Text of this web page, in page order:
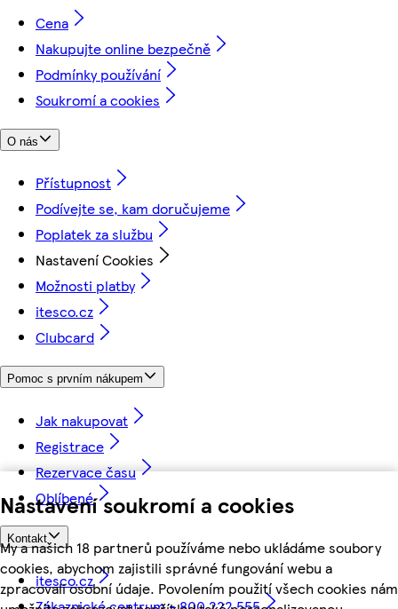
Nastavení soukromí a cookies
My a našich 18 partnerů používáme nebo ukládáme soubory
cookies, abychom zajistili správné fungování webu a
zpracovali osobní údaje. Povolením použití všech cookies nám
Cena
Nakupujte online bezpečně
Podmínky používání
Soukromí a cookies
O nás
Přístupnost
Podívejte se, kam doručujeme
Poplatek za službu
Nastavení Cookies
Možnosti platby
itesco.cz
Clubcard
Pomoc s prvním nákupem
Jak nakupovat
Registrace
Rezervace času
Oblíbené
Kontakt
itesco.cz